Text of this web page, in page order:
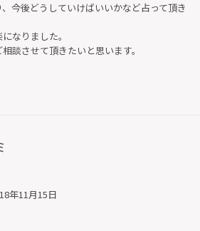
今後どうしていけばいいかなど占って頂き
なりました。
談させて頂きたいと思います。
年11月15日